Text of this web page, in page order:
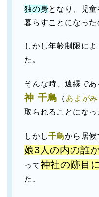
独の身となり、児童
暮らすことになった
しかし年齢制限に
た。
そんな時、遠縁であ
神 千鳥
（ あまが
取られることになっ
しかし千鳥から居候
娘3人の内の誰
って神社の跡目
た。